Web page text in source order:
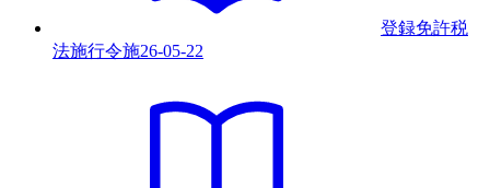
登録免許税
法施行令施26-05-22